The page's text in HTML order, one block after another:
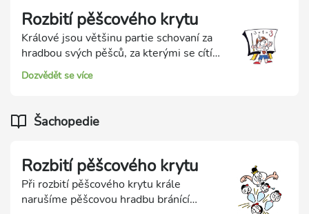
Rozbití pěšcového krytu
Králové jsou většinu partie schovaní za
hradbou svých pěšců, za kterými se cítí v
bezpečí. Při rozbití pěšcového krytu tuto
pěšcovou hradbu rozbijeme, často i
soupeřova krále zmatujeme.
Dozvědět se více
Šachopedie
Rozbití pěšcového krytu
Při rozbití pěšcového krytu krále
narušíme pěšcovou hradbu bránící